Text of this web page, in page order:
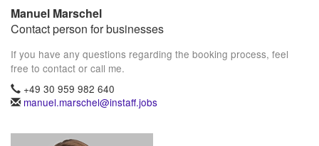
Manuel Marschel
Contact person for businesses
If you have any questions regarding the booking process, feel
free to contact or call me.
+49 30 959 982 640
manuel.marschel@instaff.jobs